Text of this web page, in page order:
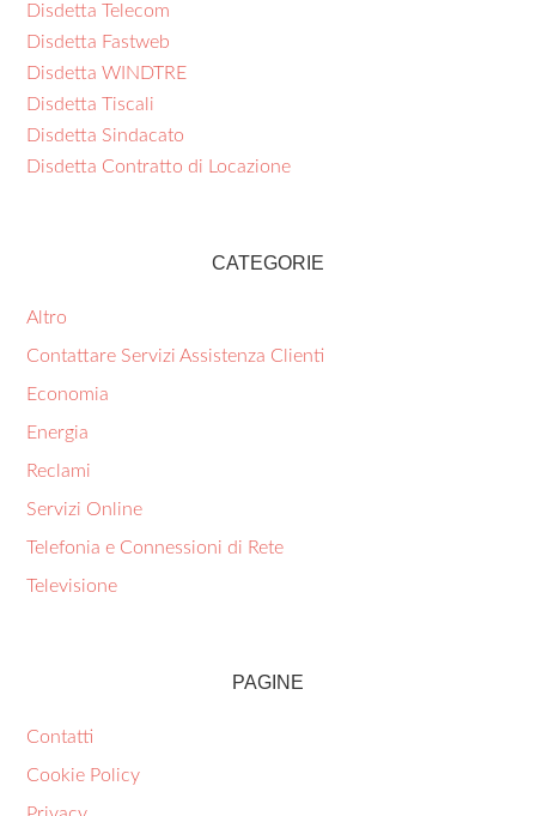
Disdetta Telecom
Disdetta Fastweb
Disdetta WINDTRE
Disdetta Tiscali
Disdetta Sindacato
Disdetta Contratto di Locazione
CATEGORIE
Altro
Contattare Servizi Assistenza Clienti
Economia
Energia
Reclami
Servizi Online
Telefonia e Connessioni di Rete
Televisione
PAGINE
Contatti
Cookie Policy